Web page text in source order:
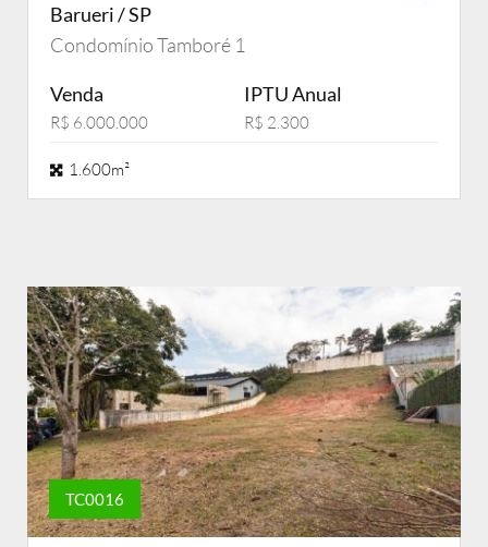
Barueri / SP
Condomínio Tamboré 1
Venda
R$ 6.000.000
IPTU Anual
R$ 2.300
1.600m²
TC0016